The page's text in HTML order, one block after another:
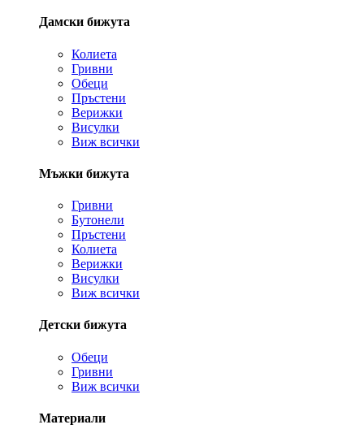
Дамски бижута
Колиета
Гривни
Обеци
Пръстени
Верижки
Висулки
Виж всички
Мъжки бижута
Гривни
Бутонели
Пръстени
Колиета
Верижки
Висулки
Виж всички
Детски бижута
Обеци
Гривни
Виж всички
Материали